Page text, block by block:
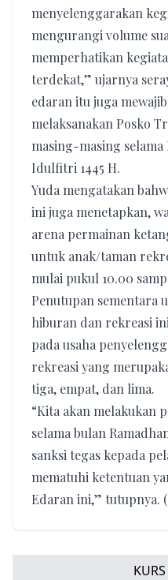
menyelenggarakan
mengurangi volume
memperhatikan
terdekat,” ujarnya
edaran itu juga
melaksanakan Posko
masing-masing selama
Idulfitri 1445 H.
Yuda mengatakan
ini juga menetapkan,
arena permainan
untuk anak/taman
mulai pukul 10.00
Penutupan sementara
hiburan dan rekreasi
pada usaha
rekreasi yang
tiga, empat, dan lima.
“Kita akan melakukan
selama bulan
sanksi tegas kepada
mematuhi ketentuan
Edaran ini,” tutupnya.